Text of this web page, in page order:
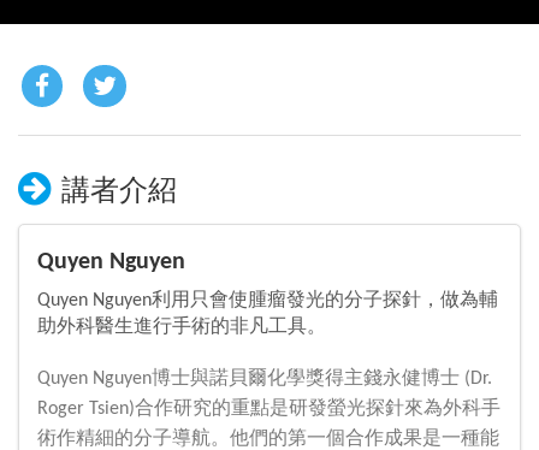
講者介紹
Quyen Nguyen
Quyen Nguyen利用只會使腫瘤發光的分子探針，做為輔
助外科醫生進行手術的非凡工具。
Quyen Nguyen博士與諾貝爾化學獎得主錢永健博士 (Dr.
Roger Tsien)合作研究的重點是研發螢光探針來為外科手
術作精細的分子導航。他們的第一個合作成果是一種能